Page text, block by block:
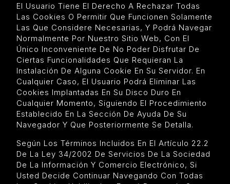
El Usuario Tiene El Derecho A Rechazar Todas
Las Cookies O Permitir Que Funcionen Solamente
Las Que Considere Necesarias, Y Podrá Navegar
Normalmente Por Nuestro Sitio Web, Con El
Único Inconveniente De No Poder Disfrutar De
Ciertas Funcionalidades Que Requieran La
Instalación De Alguna Cookie En Su Servidor. En
Cualquier Caso, El Usuario Podrá Eliminar Las
Cookies Implantadas En Su Disco Duro En
Cualquier Momento, Siguiendo El Procedimiento
Establecido En La Sección De Ayuda De Su
Navegador Y Que Posteriormente Se Detalla.
Según Los Términos Incluidos En El Artículo 22.2
De La Ley 34/2002 De Servicios De La Sociedad
De La Información Y Comercio Electrónico, Si
Usted Decide Continuar Navegando Con Todas